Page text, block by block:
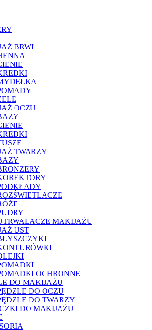
BRWI
OCZU
TWARZY
MAKIJAŻU
UST
OCHRONNE
DO MAKIJAŻU
DO OCZU
DO TWARZY
DO MAKIJAŻU